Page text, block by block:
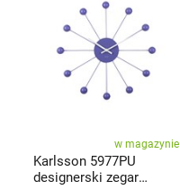
w magazynie
Karlsson 5977PU
designerski zegar